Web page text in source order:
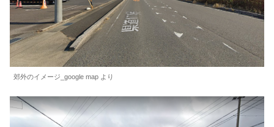
郊外のイメージ_google map より